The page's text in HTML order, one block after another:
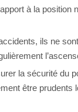
à la
ils ne
la sécurité
être